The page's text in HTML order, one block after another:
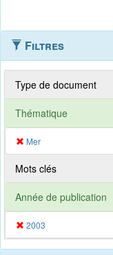
Filtres
Type de document
Thématique
Mer
Mots clés
Année de publication
2003